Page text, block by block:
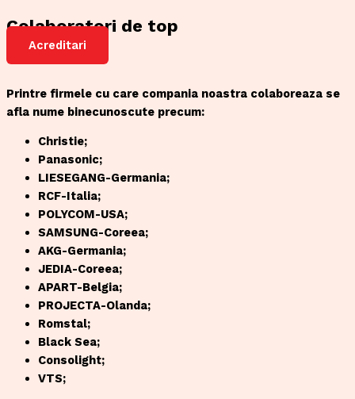
Colaboratori de top
Acreditari
Printre firmele cu care compania noastra colaboreaza se
afla nume binecunoscute precum:
Christie;
Panasonic;
LIESEGANG-Germania;
RCF-Italia;
POLYCOM-USA;
SAMSUNG-Coreea;
AKG-Germania;
JEDIA-Coreea;
APART-Belgia;
PROJECTA-Olanda;
Romstal;
Black Sea;
Consolight;
VTS;